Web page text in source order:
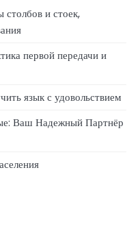
и стоек,
первой передачи и
язык с удовольствием
Ваш Надежный Партнёр